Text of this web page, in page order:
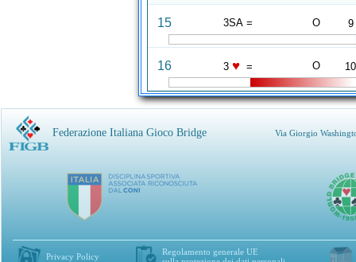
15 3SA = O 9
16 3 ♥ = O 10
Federazione Italiana Gioco Bridge Via Giorgio
Privacy Policy
Regolamento generale UE